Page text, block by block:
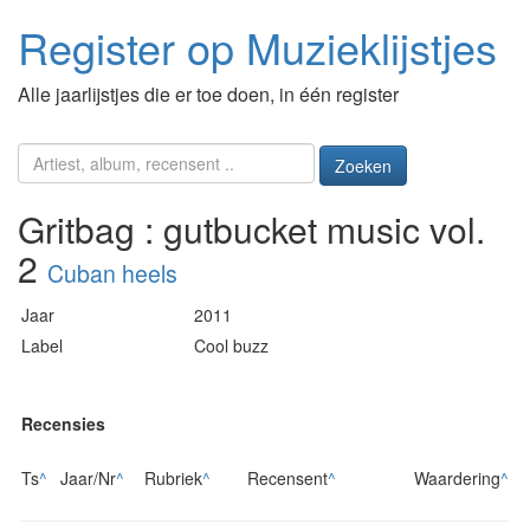
Register op Muzieklijstjes
Alle jaarlijstjes die er toe doen, in één register
Zoeken
Gritbag : gutbucket music vol.
2 Cuban heels
Jaar
2011
Label
Cool buzz
Recensies
Ts^ Jaar/Nr^ Rubriek^ Recensent^ Waardering^